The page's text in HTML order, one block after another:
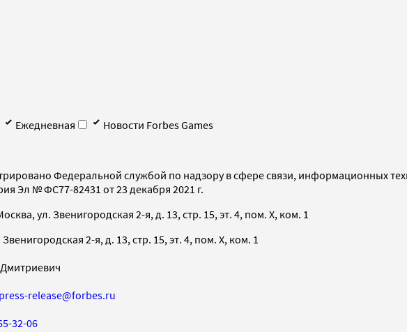
Ежедневная
Новости Forbes Games
Федеральной службой по надзору в сфере связи, информационных
Эл № ФС77-82431 от 23 декабря 2021 г.
ул. Звенигородская 2-я, д. 13, стр. 15, эт. 4, пом. X, ком. 1
2-я, д. 13, стр. 15, эт. 4, пом. X, ком. 1
press-release@forbes.ru
32-06